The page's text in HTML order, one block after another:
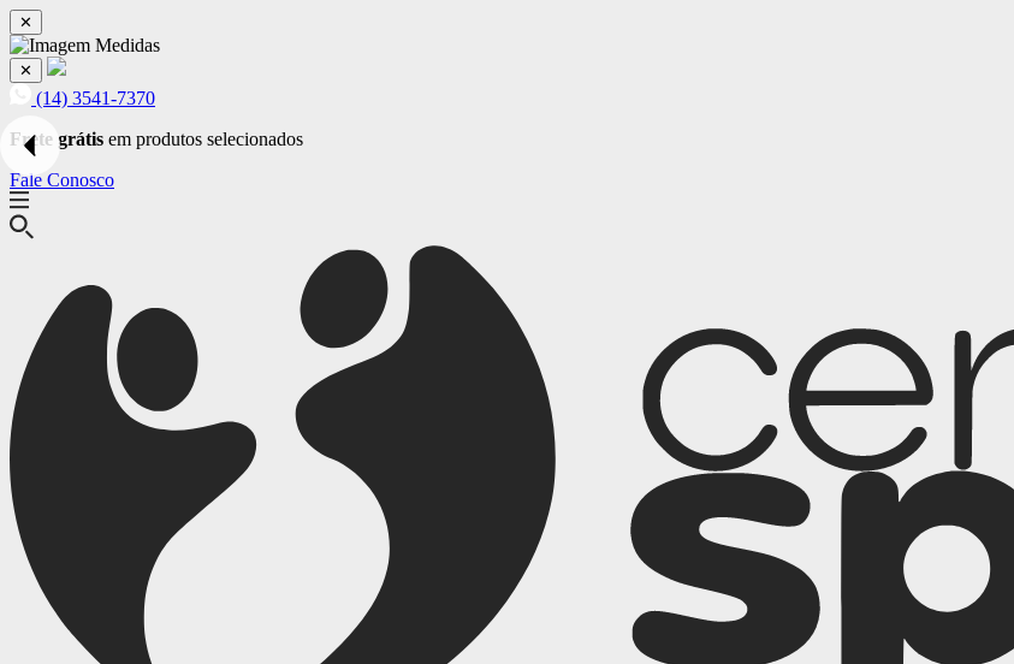
✕
✕
(14) 3541-7370
Frete grátis em produtos selecionados
Fale Conosco